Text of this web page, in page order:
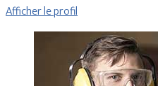
Afficher le profil